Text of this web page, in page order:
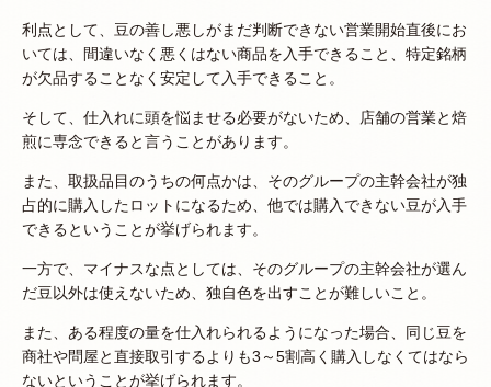
利点として、豆の善し悪しがまだ判断できない営業開始直後にお
いては、間違いなく悪くはない商品を入手できること、特定銘柄
が欠品することなく安定して入手できること。
そして、仕入れに頭を悩ませる必要がないため、店舗の営業と焙
煎に専念できると言うことがあります。
また、取扱品目のうちの何点かは、そのグループの主幹会社が独
占的に購入したロットになるため、他では購入できない豆が入手
できるということが挙げられます。
一方で、マイナスな点としては、そのグループの主幹会社が選ん
だ豆以外は使えないため、独自色を出すことが難しいこと。
また、ある程度の量を仕入れられるようになった場合、同じ豆を
商社や問屋と直接取引するよりも3～5割高く購入しなくてはなら
ないということが挙げられます。